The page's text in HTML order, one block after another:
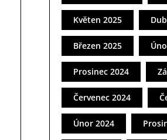
Květen 2025
Březen 2025
Prosinec 2024
Červenec 2024
Únor 2024